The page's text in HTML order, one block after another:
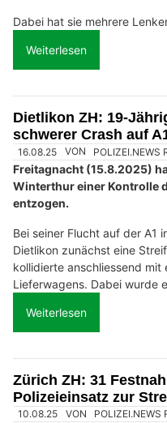
Dabei hat sie mehrere
Weiterlesen
Dietlikon ZH: 19-
schwerer Crash auf
16.08.25 VON POLIZEI.NEWS
Freitagnacht (15.8.2025)
Winterthur einer Kontrolle
entzogen.
Bei seiner Flucht auf der A1
Dietlikon zunächst eine
kollidierte anschliessend mit
Lieferwagens. Dabei wurde
Weiterlesen
Zürich ZH: 31
Polizeieinsatz zur
10.08.25 VON POLIZEI.NEWS